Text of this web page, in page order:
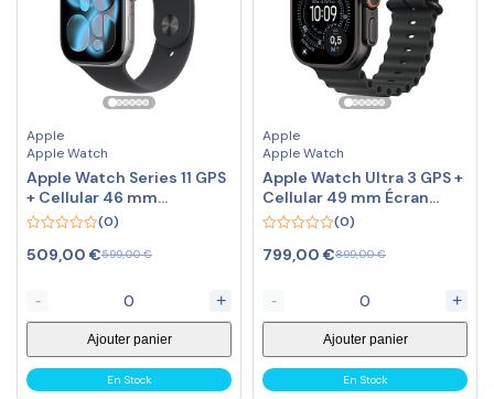
Apple
Apple Watch
Apple Watch Series 11 GPS
+ Cellular 46 mm
Aluminium Gris
out
(0)
599,00€
509,00 €
- +
Ajouter panier
En Stock
Apple
Apple Watch
Apple Watch Ultra 3 GPS +
Cellular 49 mm Écran
OLED Retina
out
(0)
899,00€
799,00 €
- +
Ajouter panier
En Stock